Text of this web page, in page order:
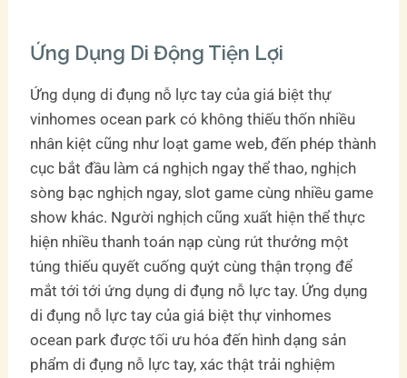
Ứng Dụng Di Động Tiện Lợi
Ứng dụng di đụng nỗ lực tay của giá biệt thự
vinhomes ocean park có không thiếu thốn nhiều
nhân kiệt cũng như loạt game web, đến phép thành
cục bắt đầu làm cá nghịch ngay thể thao, nghịch
sòng bạc nghịch ngay, slot game cùng nhiều game
show khác. Người nghịch cũng xuất hiện thể thực
hiện nhiều thanh toán nạp cùng rút thưởng một
túng thiếu quyết cuống quýt cùng thận trọng để
mắt tới tới ứng dụng di đụng nỗ lực tay. Ứng dụng
di đụng nỗ lực tay của giá biệt thự vinhomes
ocean park được tối ưu hóa đến hình dạng sản
phẩm di đụng nỗ lực tay, xác thật trải nghiệm